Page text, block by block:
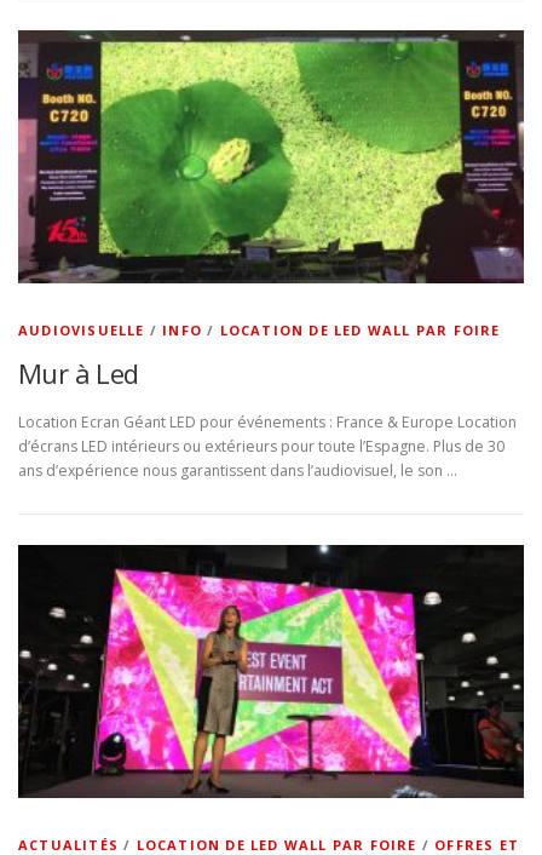
AUDIOVISUELLE / INFO / LOCATION DE LED WALL PAR FOIRE
Mur à Led
Location Ecran Géant LED pour événements : France & Europe Location
d’écrans LED intérieurs ou extérieurs pour toute l’Espagne. Plus de 30
ans d’expérience nous garantissent dans l’audiovisuel, le son …
ACTUALITÉS / LOCATION DE LED WALL PAR FOIRE / OFFRES ET